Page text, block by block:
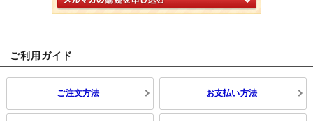
ご利用ガイド
ご注文方法 お支払い方法